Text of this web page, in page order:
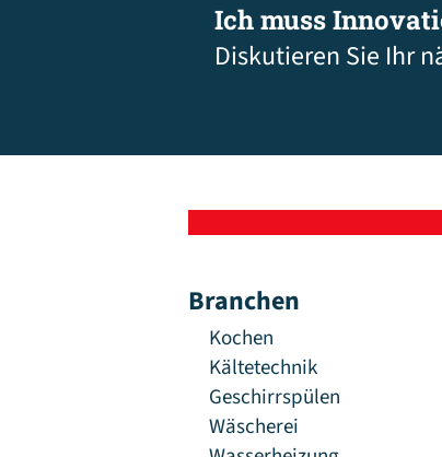
Ich muss
Diskutieren Sie Ihr
Branchen
Kochen
Kältetechnik
Geschirrspülen
Wäscherei